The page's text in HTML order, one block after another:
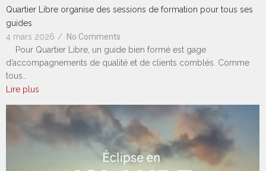
Quartier Libre organise des sessions de formation pour tous ses
guides
4 mars 2026 / No Comments
Pour Quartier Libre, un guide bien formé est gage
d’accompagnements de qualité et de clients comblés. Comme
tous…
Lire plus